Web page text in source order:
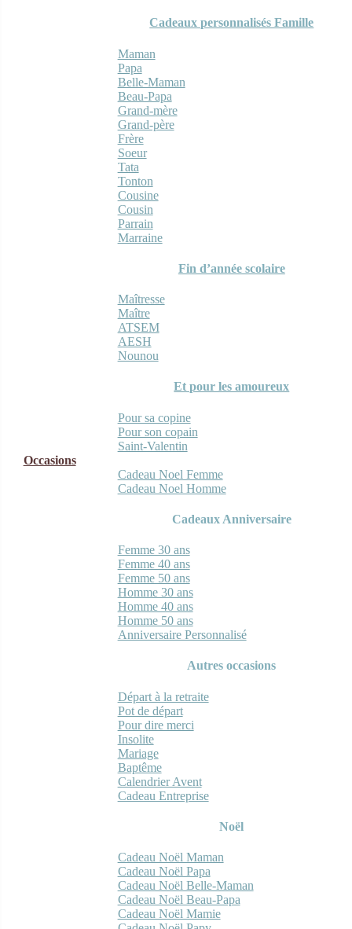
Cadeaux personnalisés Famille
Maman
Papa
Belle-Maman
Beau-Papa
Grand-mère
Grand-père
Frère
Soeur
Tata
Tonton
Cousine
Cousin
Parrain
Marraine
Fin d’année scolaire
Maîtresse
Maître
ATSEM
AESH
Nounou
Et pour les amoureux
Pour sa copine
Pour son copain
Saint-Valentin
Occasions
Cadeau Noel Femme
Cadeau Noel Homme
Cadeaux Anniversaire
Femme 30 ans
Femme 40 ans
Femme 50 ans
Homme 30 ans
Homme 40 ans
Homme 50 ans
Anniversaire Personnalisé
Autres occasions
Départ à la retraite
Pot de départ
Pour dire merci
Insolite
Mariage
Baptême
Calendrier Avent
Cadeau Entreprise
Noël
Cadeau Noël Maman
Cadeau Noël Papa
Cadeau Noël Belle-Maman
Cadeau Noël Beau-Papa
Cadeau Noël Mamie